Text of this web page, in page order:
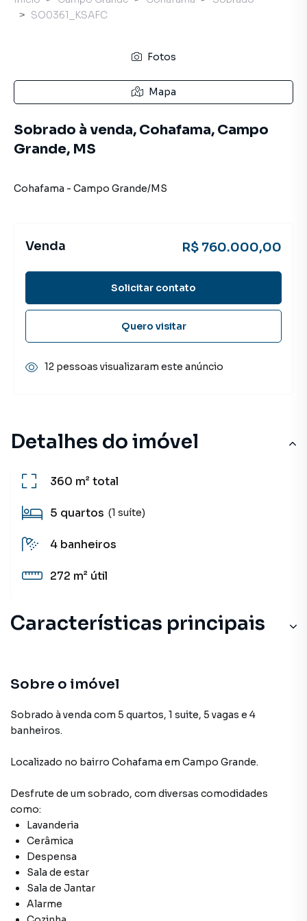
Detalhes do imóvel
360 m²total
5 quartos (1 suíte)
4 banheiros
272 m² útil
Características principais
Sobre o imóvel
Sobrado à venda com 5 quartos, 1 suite, 5 vagas e 4
banheiros.
Localizado no bairro Cohafama em Campo Grande.
Desfrute de um sobrado, com diversas comodidades
como:
Lavanderia
Cerâmica
Despensa
Sala de estar
Sala de Jantar
Alarme
SO0361_KSAFC
Fotos
Mapa
Sobrado à venda, Cohafama, Campo
Grande, MS
Cohafama - Campo Grande/MS
Venda R$ 760.000,00
Solicitar contato
Quero visitar
12 pessoas visualizaram este anúncio